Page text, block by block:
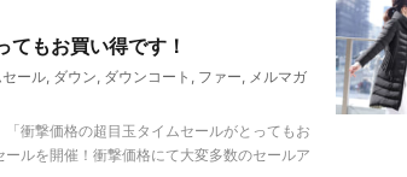
もお買い得です！
ール, ダウン, ダウンコート , ファー, メルマガ
衝撃価格の超目玉タイムセールがとってもお
ルを開催！衝撃価格にて大変多数のセールア